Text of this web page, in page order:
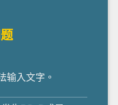
输入文字。